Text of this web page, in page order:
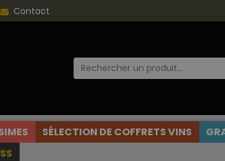
Contact
SÉLECTION DE COFFRETS VINS